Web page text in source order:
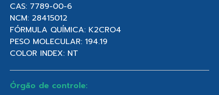
CAS: 7789-00-6
NCM: 28415012
FÓRMULA QUÍMICA: K2CRO4
PESO MOLECULAR: 194.19
COLOR INDEX: NT
Órgão de controle: